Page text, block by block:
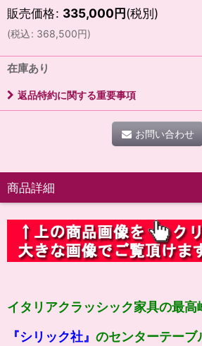
販売価格: 335,000円(税別)
(税込: 368,500円)
在庫あり
返品特約に関する重要事項
お問い合わせ
商品詳細
イタリアクラッシック家具の最高
『シリック社』 のセンターテーブ